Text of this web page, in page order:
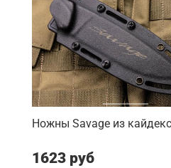
Ножны Savage из
1623 руб